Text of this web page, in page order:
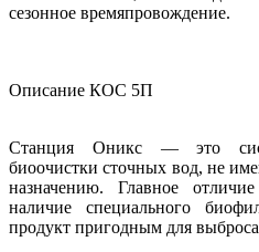
сезонное времяпровождение.
Описание КОС 5П
Станция Оникс — это
биоочистки сточных вод, не
назначению. Главное
наличие специального
продукт пригодным для